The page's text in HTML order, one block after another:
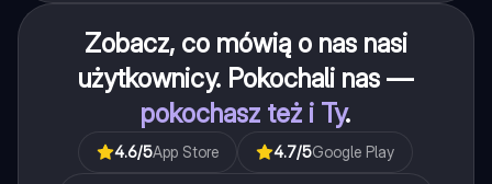
Zobacz, co mówią o nas nasi
użytkownicy. Pokochali nas —
pokochasz też i Ty.
4.6/5App Store 4.7/5Google Play